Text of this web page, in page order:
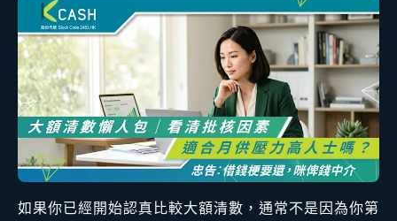
如果你已經開始認真比較大額清數，通常不是因為你第